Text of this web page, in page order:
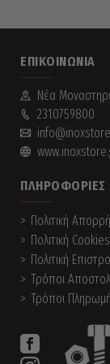
ΕΠΙΚΟΙΝΩΝΊΑ
Νέα
2310759800
ΠΛΗΡΟΦΟΡΊΕΣ
Πολιτική
Πολιτική Cookies
Πολιτική
Τρόποι
Τρόποι